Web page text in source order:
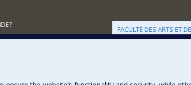
FACULTÉ DES ARTS ET